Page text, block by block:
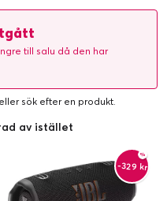
till salu då den har
sök efter en produkt.
av istället
-329 kr